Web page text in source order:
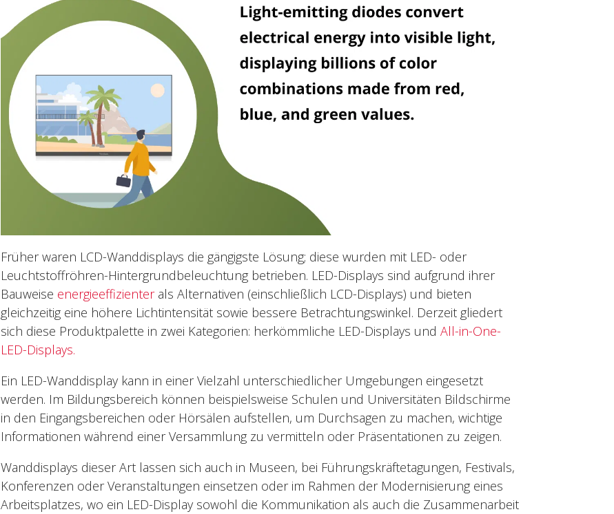
Früher waren LCD-Wanddisplays die gängigste Lösung; diese wurden mit LED- oder
Leuchtstoffröhren-Hintergrundbeleuchtung betrieben. LED-Displays sind aufgrund ihrer
Bauweise energieeffizienterals Alternativen (einschließlich LCD-Displays) und bieten
gleichzeitig eine höhere Lichtintensität sowie bessere Betrachtungswinkel. Derzeit gliedert
sich diese Produktpalette in zwei Kategorien: herkömmliche LED-Displays undAll-in-One-
LED-Displays.
Ein LED-Wanddisplay kann in einer Vielzahl unterschiedlicher Umgebungen eingesetzt
werden. Im Bildungsbereich können beispielsweise Schulen und Universitäten Bildschirme
in den Eingangsbereichen oder Hörsälen aufstellen, um Durchsagen zu machen, wichtige
Informationen während einer Versammlung zu vermitteln oder Präsentationen zu zeigen.
Wanddisplays dieser Art lassen sich auch in Museen, bei Führungskräftetagungen, Festivals,
Konferenzen oder Veranstaltungen einsetzen oder im Rahmen der Modernisierung eines
Arbeitsplatzes, wo ein LED-Display sowohl die Kommunikation als auch die Zusammenarbeit